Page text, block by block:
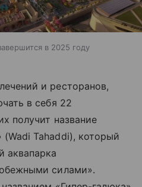
в 2025 году
и ресторанов,
в себя 22
получит название
Tahaddi), который
аквапарка
силами».